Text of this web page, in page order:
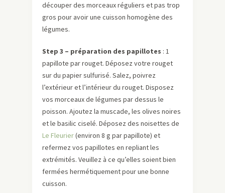
découper des morceaux réguliers et pas trop
gros pour avoir une cuisson homogène des
légumes.
Step 3 – préparation des papillotes : 1
papillote par rouget. Déposez votre rouget
sur du papier sulfurisé. Salez, poivrez
l’extérieur et l’intérieur du rouget. Disposez
vos morceaux de légumes par dessus le
poisson. Ajoutez la muscade, les olives noires
et le basilic ciselé. Déposez des noisettes de
Le Fleurier(environ 8 g par papillote) et
refermez vos papillotes en repliant les
extrémités. Veuillez à ce qu’elles soient bien
fermées hermétiquement pour une bonne
cuisson.